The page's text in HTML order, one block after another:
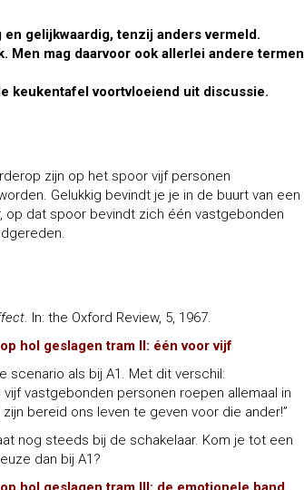
gelijkwaardig, tenzij anders vermeld.
Men mag daarvoor ook allerlei andere termen
keukentafel voortvloeiend uit discussie.
zijn op het spoor vijf personen
Gelukkig bevindt je je in de buurt van een
op dat spoor bevindt zich één vastgebonden
. In: the Oxford Review, 5, 1967.
hol geslagen tram II: één voor vijf
scenario als bij A1. Met dit verschil:
personen roepen allemaal in
zijn bereid ons leven te geven voor die ander!”
nog steeds bij de schakelaar. Kom je tot een
dan bij A1?